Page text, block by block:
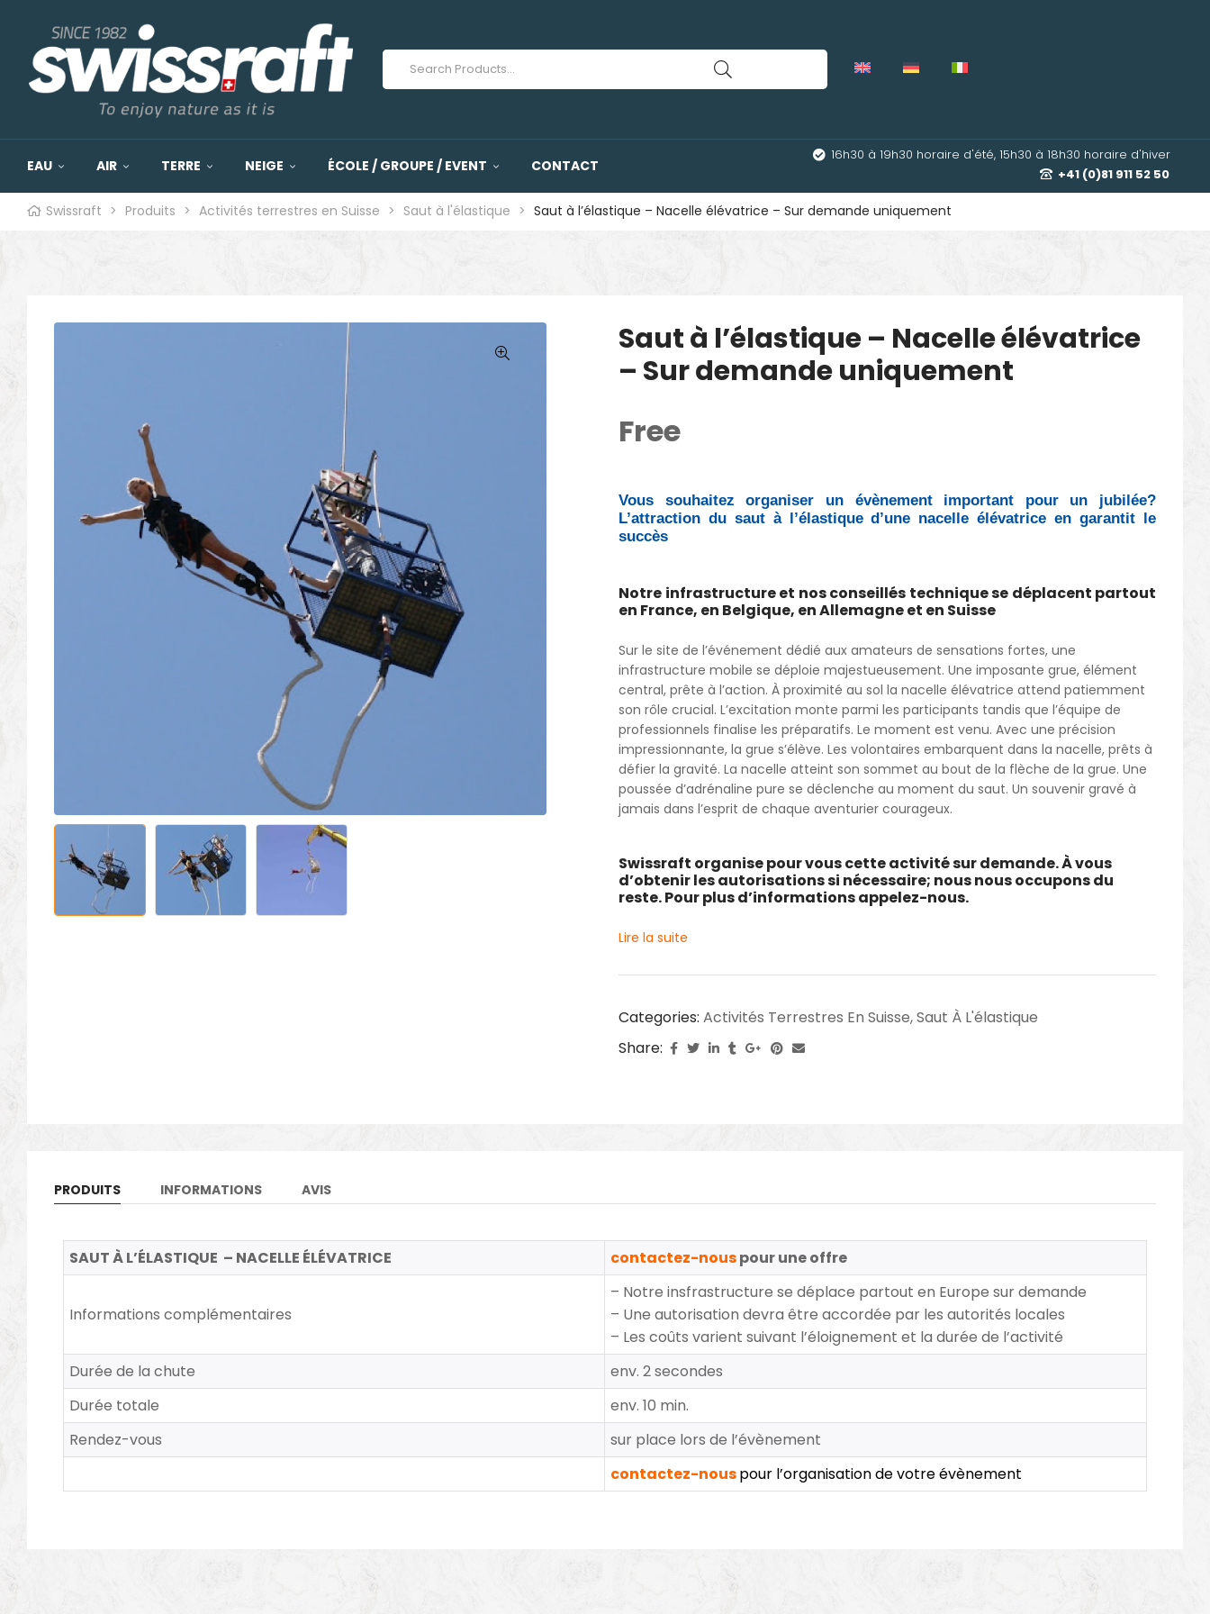
EAU AIR TERRE NEIGE ÉCOLE / GROUPE / EVENT CONTACT
16h30 à 19h30 horaire d'été, 15h30 à 18h30 horaire d'hiver
+41 (0)81 911 52 50
Swissraft > Produits > Activités terrestres en Suisse > Saut à l'élastique > Saut à l’élastique – Nacelle élévatrice – Sur demande uniquement
Saut à l’élastique – Nacelle élévatrice
– Sur demande uniquement
Free
Vous souhaitez organiser un évènement important pour un jubilée?
L’attraction du saut à l’élastique d’une nacelle élévatrice en garantit le
succès
Notre infrastructure et nos conseillés technique se déplacent partout
en France, en Belgique, en Allemagne et en Suisse
Sur le site de l’événement dédié aux amateurs de sensations fortes, une
infrastructure mobile se déploie majestueusement. Une imposante grue, élément
central, prête à l’action. À proximité au sol la nacelle élévatrice attend patiemment
son rôle crucial. L’excitation monte parmi les participants tandis que l’équipe de
professionnels finalise les préparatifs. Le moment est venu. Avec une précision
impressionnante, la grue s’élève. Les volontaires embarquent dans la nacelle, prêts à
défier la gravité. La nacelle atteint son sommet au bout de la flèche de la grue. Une
poussée d’adrénaline pure se déclenche au moment du saut. Un souvenir gravé à
jamais dans l’esprit de chaque aventurier courageux.
Swissraft organise pour vous cette activité sur demande. À vous
d’obtenir les autorisations si nécessaire; nous nous occupons du
reste. Pour plus d’informations appelez-nous.
Lire la suite
Categories: Activités Terrestres En Suisse,Saut À L'élastique
Share:
PRODUITS INFORMATIONS AVIS
SAUT À L’ÉLASTIQUE – NACELLE ÉLÉVATRICE contactez-nouspour une offre
Informations complémentaires
– Notre insfrastructure se déplace partout en Europe sur demande
– Une autorisation devra être accordée par les autorités locales
– Les coûts varient suivant l’éloignement et la durée de l’activité
Durée de la chute
env. 2 secondes
Durée totale
env. 10 min.
Rendez-vous
sur place lors de l’évènement
contactez-nouspour l’organisation de votre évènement